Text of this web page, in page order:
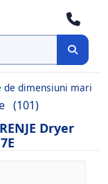
de dimensiuni mari
(101)
Dryer